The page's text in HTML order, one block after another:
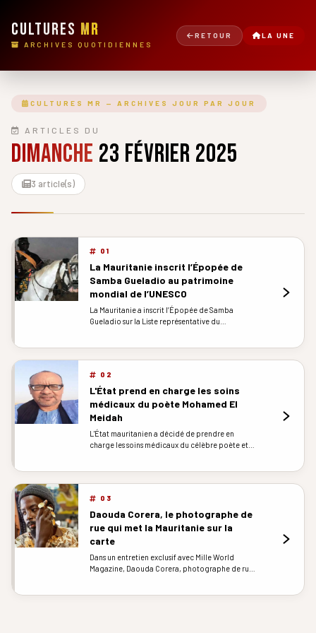
CULTURES MR
ARCHIVES QUOTIDIENNES
RETOUR LA UNE
CULTURES MR — ARCHIVES JOUR PAR JOUR
ARTICLES DU
dimanche 23 février 2025
3 article(s)
01
La Mauritanie inscrit l’Épopée de
Samba Gueladio au patrimoine
mondial de l’UNESCO
La Mauritanie a inscrit l’Épopée de Samba
Gueladio sur la Liste représentative du
02
L'État prend en charge les soins
médicaux du poète Mohamed El
Meidah
L'État mauritanien a décidé de prendre en
charge les soins médicaux du célèbre poète et
03
Daouda Corera, le photographe de
rue qui met la Mauritanie sur la
carte
Dans un entretien exclusif avec Mille World
Magazine, Daouda Corera, photographe de rue